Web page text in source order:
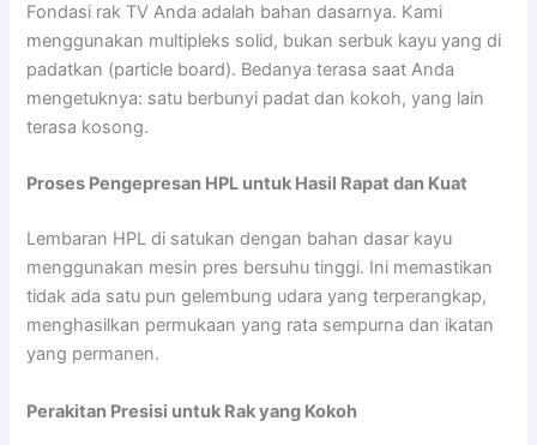
Fondasi rak TV Anda adalah bahan dasarnya. Kami
menggunakan multipleks solid, bukan serbuk kayu yang di
padatkan (particle board). Bedanya terasa saat Anda
mengetuknya: satu berbunyi padat dan kokoh, yang lain
terasa kosong.
Proses Pengepresan HPL untuk Hasil Rapat dan Kuat
Lembaran HPL di satukan dengan bahan dasar kayu
menggunakan mesin pres bersuhu tinggi. Ini memastikan
tidak ada satu pun gelembung udara yang terperangkap,
menghasilkan permukaan yang rata sempurna dan ikatan
yang permanen.
Perakitan Presisi untuk Rak yang Kokoh